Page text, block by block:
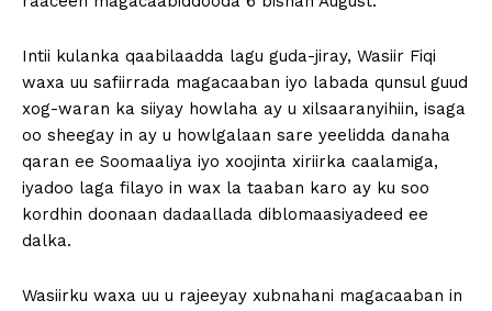
Intii kulanka qaabilaadda lagu guda-jiray, Wasiir Fiqi
waxa uu safiirrada magacaaban iyo labada qunsul guud
xog-waran ka siiyay howlaha ay u xilsaaranyihiin, isaga
oo sheegay in ay u howlgalaan sare yeelidda danaha
qaran ee Soomaaliya iyo xoojinta xiriirka caalamiga,
iyadoo laga filayo in wax la taaban karo ay ku soo
kordhin doonaan dadaallada diblomaasiyadeed ee
dalka.
Wasiirku waxa uu u rajeeyay xubnahani magacaaban in